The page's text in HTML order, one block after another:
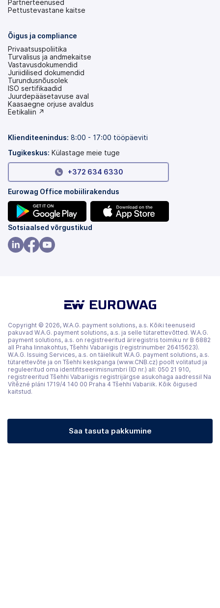
Partnerteenused
Pettustevastane kaitse
Õigus ja compliance
Privaatsuspoliitika
Turvalisus ja andmekaitse
Vastavusdokumendid
Juriidilised dokumendid
Turundusnõusolek
ISO sertifikaadid
Juurdepääsetavuse aval
(avaneb
uuel
Kaasaegne orjuse avaldus
(avaneb
Eetikaliin ↗
Klienditeenindus: 8:00 - 17:00 tööpäeviti
Tugikeskus: Külastage meie tuge
+372 634 6330
Eurowag Office mobiilirakendus
(avaneb
uuel
vahekaardil)
(avaneb
Sotsiaalsed võrgustikud
Copyright © 2026, W.A.G. payment solutions, a.s. Kõiki teenuseid
pakuvad W.A.G. payment solutions, a.s. ja selle tütarettevõtted. W.A.G.
payment solutions, a.s. on registreeritud äriregistris toimiku nr B 6882
all Praha linnakohtus, Tšehhi Vabariigis (registrinumber 26415623).
W.A.G. Issuing Services, a.s. on täielikult W.A.G. payment solutions, a.s.
tütarettevõte ja on Tšehhi keskpanga (www.CNB.cz) poolt volitatud ja
reguleeritud oma identifitseerimisnumbri (ID nr.) all: 050 21 910,
registreeritud Tšehhi Vabariigis registrijärgse asukohaga aadressil Na
Vítězné pláni 1719/4 140 00 Praha 4 Tšehhi Vabariik. Kõik õigused
kaitstud.
Saa tasuta pakkumine